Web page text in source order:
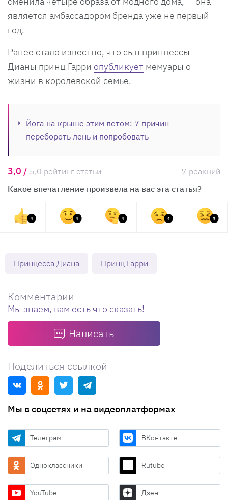
является амбассадором бренда уже не первый
год.
Ранее стало известно, что сын принцессы
Дианы принц Гарри опубликует мемуары о
жизни в королевской семье.
Йога на крыше этим летом: 7 причин
перебороть лень и попробовать
3,0 / 5,0 рейтинг статьи
7 реакций
Какое впечатление произвела на вас эта статья?
1 1 1 1 3
Принцесса Диана Принц Гарри
Комментарии
Мы знаем, вам есть что сказать!
Написать
Поделиться ссылкой
Мы в соцсетях и на видеоплатформах
Телеграм ВКонтакте
Одноклассники Rutube
YouTube Дзен